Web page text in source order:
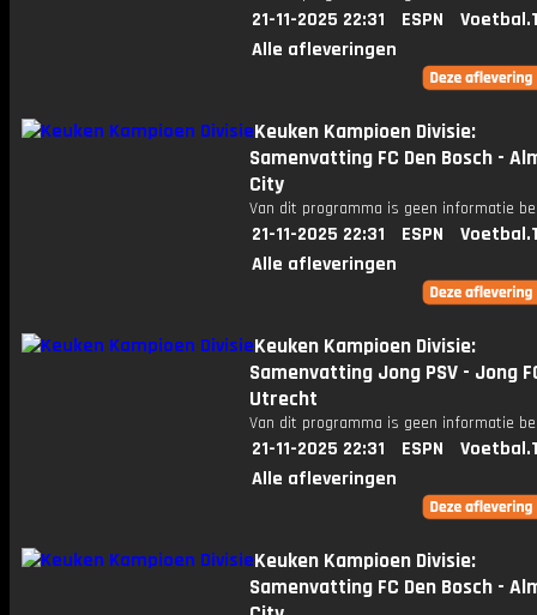
21-11-2025 22:31 ESPN
Alle afleveringen
Keuken Kampioen Divisie:
Samenvatting FC Den Bosch -
City
Van dit programma is geen informatie
21-11-2025 22:31 ESPN
Alle afleveringen
Keuken Kampioen Divisie:
Samenvatting Jong PSV - Jong
Utrecht
Van dit programma is geen informatie
21-11-2025 22:31 ESPN
Alle afleveringen
Keuken Kampioen Divisie:
Samenvatting FC Den Bosch -